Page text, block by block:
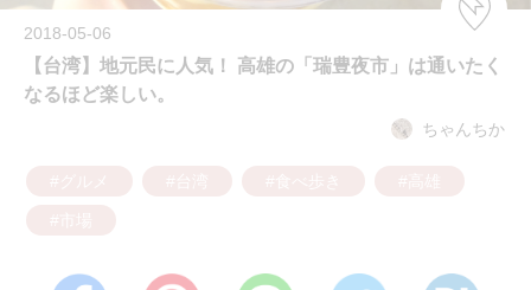
2018-05-06
【台湾】地元民に人気！ 高雄の「瑞豊夜市」は通いたく
なるほど楽しい。
ちゃんちか